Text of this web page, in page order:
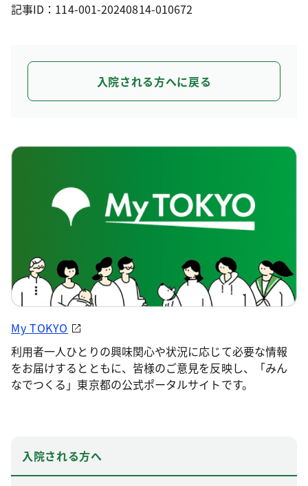
記事ID：114-001-20240814-010672
入院される方へに戻る
My TOKYO
利用者一人ひとりの興味関心や状況に応じて必要な情報
をお届けするとともに、皆様のご意見を反映し、「みん
なでつくる」東京都の公式ポータルサイトです。
入院される方へ